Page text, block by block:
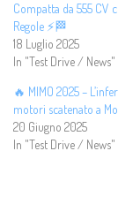
Compatta da 555 CV
Regole ⚡🏁
18 Luglio 2025
In "Test Drive / News"
🔥 MIMO 2025 –
motori scatenato a
20 Giugno 2025
In "Test Drive / News"